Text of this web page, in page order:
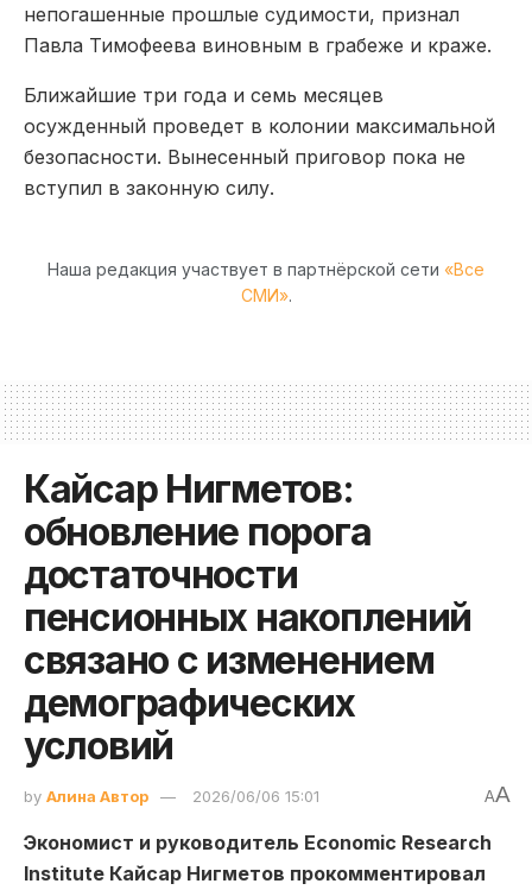
непогашенные прошлые судимости, признал
Павла Тимофеева виновным в грабеже и краже.
Ближайшие три года и семь месяцев
осужденный проведет в колонии максимальной
безопасности. Вынесенный приговор пока не
вступил в законную силу.
Наша редакция участвует в партнёрской сети «Все
СМИ».
Кайсар Нигметов:
обновление порога
достаточности
пенсионных накоплений
связано с изменением
демографических
условий
by Алина Автор 2026/06/06 15:01 AA
Экономист и руководитель Economic Research
Institute Кайсар Нигметов прокомментировал